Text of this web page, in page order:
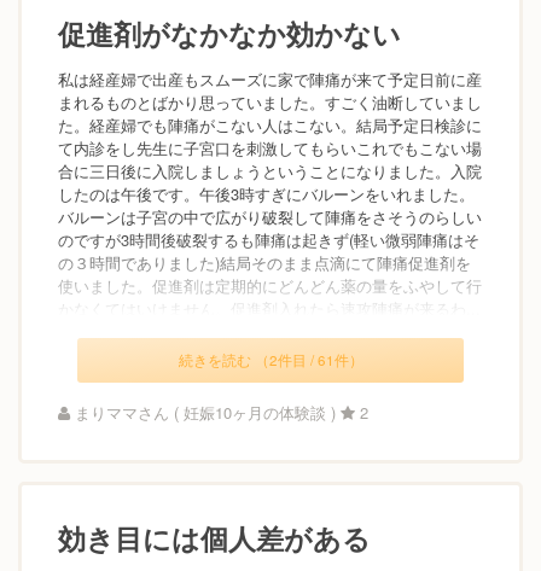
促進剤がなかなか効かない
私は経産婦で出産もスムーズに家で陣痛が来て予定日前に産
まれるものとばかり思っていました。すごく油断していまし
た。経産婦でも陣痛がこない人はこない。結局予定日検診に
て内診をし先生に子宮口を刺激してもらいこれでもこない場
合に三日後に入院しましょうということになりました。入院
したのは午後です。午後3時すぎにバルーンをいれました。
バルーンは子宮の中で広がり破裂して陣痛をさそうのらしい
のですが3時間後破裂するも陣痛は起きず(軽い微弱陣痛はそ
の３時間でありました)結局そのまま点滴にて陣痛促進剤を
使いました。促進剤は定期的にどんどん薬の量をふやして行
かなくてはいけません。促進剤入れたら速攻陣痛が来るわ...
続きを読む （2件目 / 61件）
まりママさん ( 妊娠10ヶ月の体験談 ) 2
効き目には個人差がある